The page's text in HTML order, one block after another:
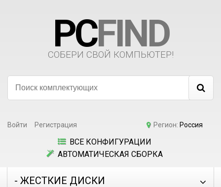
PCFIND
СОБЕРИ СВОЙ КОМПЬЮТЕР!
Войти Регистрация Регион: Россия
ВСЕ КОНФИГУРАЦИИ
АВТОМАТИЧЕСКАЯ СБОРКА
- ЖЕСТКИЕ ДИСКИ